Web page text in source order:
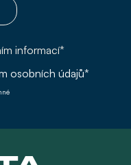
informací*
osobních údajů*